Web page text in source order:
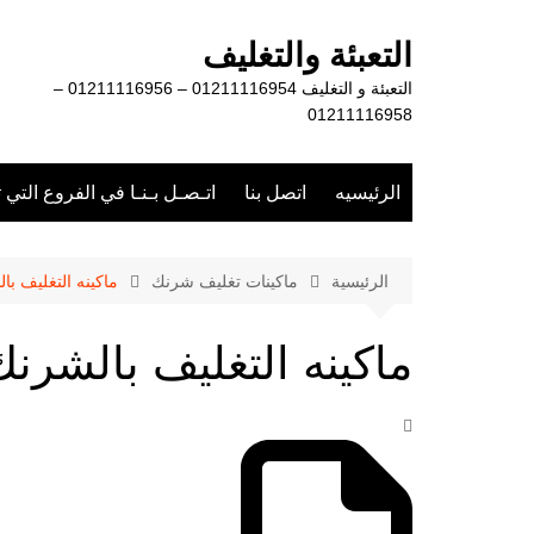
التعبئة والتغليف
التعبئة و التغليف 01211116954 – 01211116956 –
01211116958
الرئيسيه اتصل بنا اتـصـل بـنـا في الفروع
الرئيسية ماكينات تغليف شرنك ماكينه التغليف
ماكينه التغليف